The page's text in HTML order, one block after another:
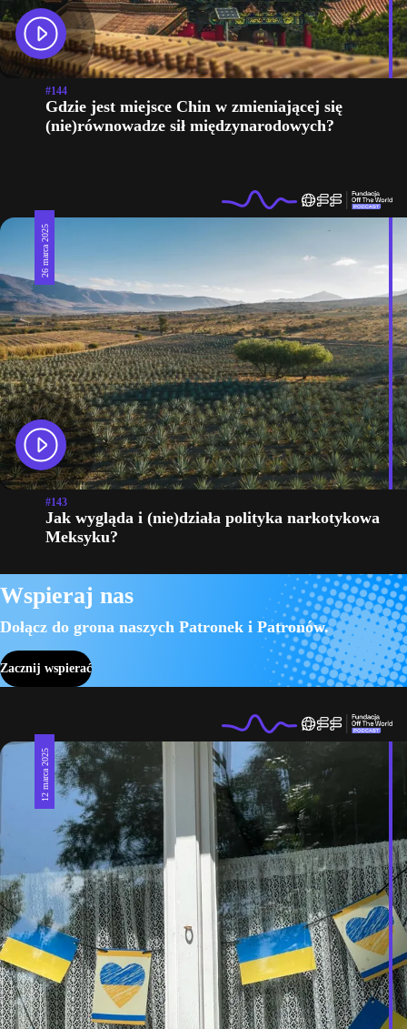
#144
Gdzie jest miejsce Chin w zmieniającej się
(nie)równowadze sił międzynarodowych?
26 marca 2025
#143
Jak wygląda i (nie)działa polityka narkotykowa
Meksyku?
Wspieraj nas
Dołącz do grona naszych Patronek i Patronów.
Zacznij wspierać
12 marca 2025